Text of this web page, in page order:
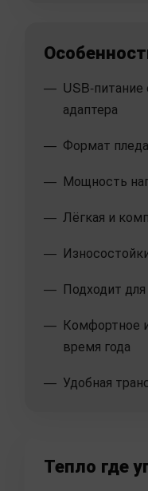
USB-питание
адаптера
Формат
Мощность
Лёгкая и
Подходит
Комфортное
время года
Удобная
Тепло где